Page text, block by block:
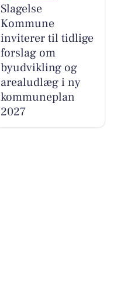
Slagelse
Kommune
inviterer til tidlige
forslag om
byudvikling og
arealudlæg i ny
kommuneplan
2027